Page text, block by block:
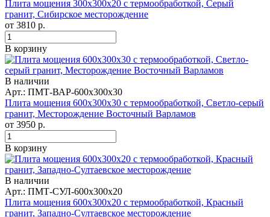
Плита мощения 300x300x20 с термообработкой, Серый
гранит, Сибирское месторождение
от 3810 р.
В корзину
В наличии
Арт.: ПМТ-ВАР-600х300х30
Плита мощения 600x300x30 с термообработкой, Светло-серый
гранит, Месторождение Восточный Варламов
от 3950 р.
В корзину
В наличии
Арт.: ПМТ-СУЛ-600x300x20
Плита мощения 600x300x20 с термообработкой, Красный
гранит, Западно-Султаевское месторождение